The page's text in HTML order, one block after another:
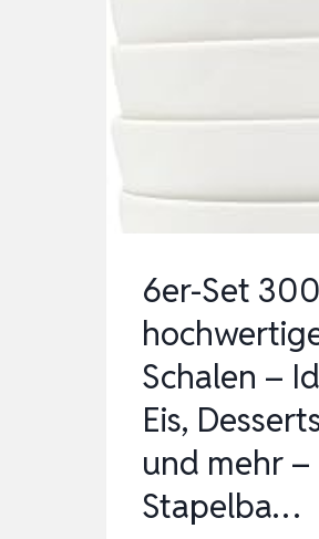
6er-Set
Schalen –
Eis,
und mehr –
Stapelba…